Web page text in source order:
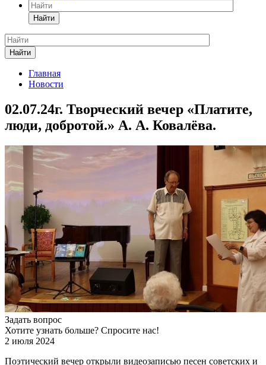
Найти
Найти
Главная
Новости
02.07.24г. Творческий вечер «Платите,
люди, добротой.» А. А. Ковалёва.
Задать вопрос
Хотите узнать больше? Спросите нас!
2 июля 2024
Поэтический вечер открыли видеозаписью песен советских и